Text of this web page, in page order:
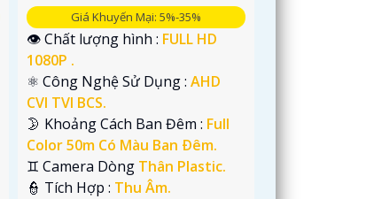
Giá Khuyến Mại: 5%-35%
👁 Chất lượng hình : FULL HD
1080P .
⚛️ Công Nghệ Sử Dụng :AHD
CVI TVI BCS.
🌛 Khoảng Cách Ban Đêm : Full
Color 50m Có Màu Ban Ðêm.
♊ Camera Dòng Thân Plastic.
️👮 Tích Hợp : Thu Âm.